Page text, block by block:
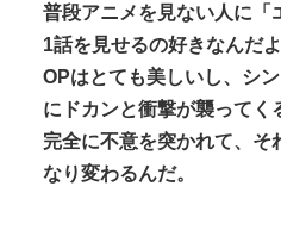
普段アニメを見ない人に「
1話を見せるの好きなんだよ
OPはとても美しいし、シ
にドカンと衝撃が襲ってく
完全に不意を突かれて、そ
なり変わるんだ。